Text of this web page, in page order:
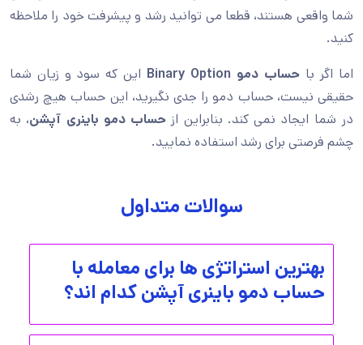
شما واقعی هستند، قطعا می توانید رشد و پیشرفت خود را ملاحظه
کنید.
اما اگر باحساب دمو Binary Option این که سود و زیان شما
حقیقی نیست، حساب دمو را جدی نگیرید، این حساب هیچ رشدی
در شما ایجاد نمی کند. بنابراین از حساب دمو باینری آپشن، به
چشم فرصتی برای رشد استفاده نمایید.
سوالات متداول
بهترین استراتژی ها برای معامله با
حساب دمو باینری آپشن کدام اند؟